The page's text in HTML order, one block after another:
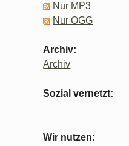
Nur MP3
Nur OGG
Archiv:
Archiv
Sozial vernetzt:
Wir nutzen: